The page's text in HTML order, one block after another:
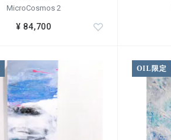
MicroCosmos 2
¥ 84,700
OIL限定